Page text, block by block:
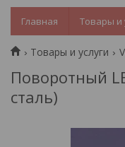
Главная Товары и
Товары и услуги
Поворотный
сталь)